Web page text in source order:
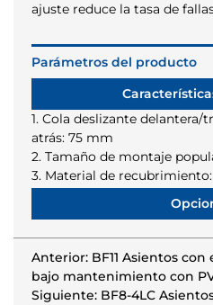
ajuste reduce la tasa de
Parámetros del producto
1. Cola deslizante delantera/
atrás: 75 mm
2. Tamaño de montaje
3. Material de
Anterior: BF11 Asientos
bajo mantenimiento con
Siguiente: BF8-4LC